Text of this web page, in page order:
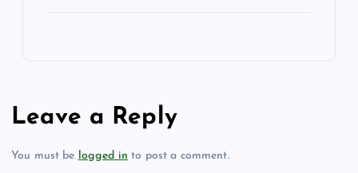
Leave a Reply
You must be logged in to post a comment.